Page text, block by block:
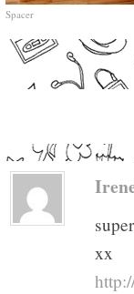
Spacer
xx